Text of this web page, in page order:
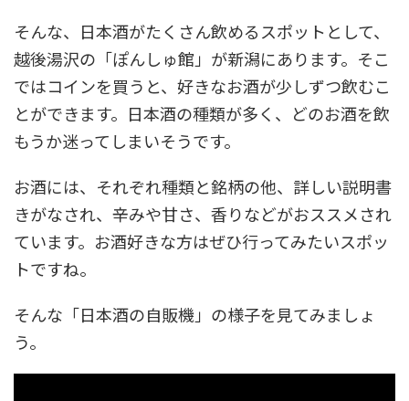
そんな、日本酒がたくさん飲めるスポットとして、
越後湯沢の「ぽんしゅ館」が新潟にあります。そこ
ではコインを買うと、好きなお酒が少しずつ飲むこ
とができます。日本酒の種類が多く、どのお酒を飲
もうか迷ってしまいそうです。
お酒には、それぞれ種類と銘柄の他、詳しい説明書
きがなされ、辛みや甘さ、香りなどがおススメされ
ています。お酒好きな方はぜひ行ってみたいスポッ
トですね。
そんな「日本酒の自販機」の様子を見てみましょ
う。